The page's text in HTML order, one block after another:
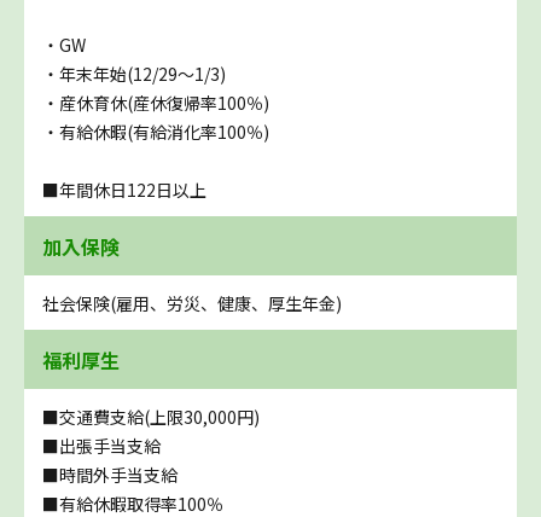
・GW
・年末年始(12/29～1/3)
・産休育休(産休復帰率100％)
・有給休暇(有給消化率100％)
■年間休日122日以上
加入保険
社会保険(雇用、労災、健康、厚生年金)
福利厚生
■交通費支給(上限30,000円)
■出張手当支給
■時間外手当支給
■有給休暇取得率100％